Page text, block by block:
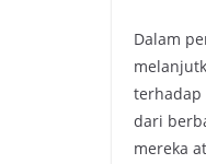
Dalam
terhadap
dari
mereka